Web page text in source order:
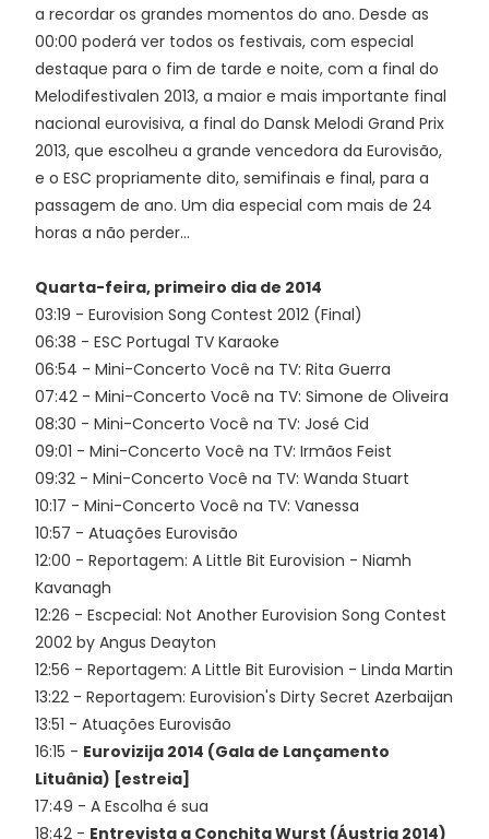
a recordar os grandes momentos do ano. Desde as
00:00 poderá ver todos os festivais, com especial
destaque para o fim de tarde e noite, com a final do
Melodifestivalen 2013, a maior e mais importante final
nacional eurovisiva, a final do Dansk Melodi Grand Prix
2013, que escolheu a grande vencedora da Eurovisão,
e o ESC propriamente dito, semifinais e final, para a
passagem de ano. Um dia especial com mais de 24
horas a não perder...
Quarta-feira, primeiro dia de 2014
03:19 - Eurovision Song Contest 2012 (Final)
06:38 - ESC Portugal TV Karaoke
06:54 - Mini-Concerto Você na TV: Rita Guerra
07:42 - Mini-Concerto Você na TV: Simone de Oliveira
08:30 - Mini-Concerto Você na TV: José Cid
09:01 - Mini-Concerto Você na TV: Irmãos Feist
09:32 - Mini-Concerto Você na TV: Wanda Stuart
10:17 - Mini-Concerto Você na TV: Vanessa
10:57 - Atuações Eurovisão
12:00 - Reportagem: A Little Bit Eurovision - Niamh
Kavanagh
12:26 - Escpecial: Not Another Eurovision Song Contest
2002 by Angus Deayton
12:56 - Reportagem: A Little Bit Eurovision - Linda Martin
13:22 - Reportagem: Eurovision's Dirty Secret Azerbaijan
13:51 - Atuações Eurovisão
16:15 - Eurovizija 2014 (Gala de Lançamento
Lituânia) [estreia]
17:49 - A Escolha é sua
18:42 - Entrevista a Conchita Wurst (Áustria 2014)